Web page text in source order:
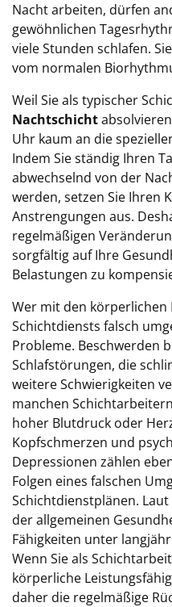
Nacht arbeiten, dürfen
gewöhnlichen
viele Stunden schlafen.
vom normalen
Weil Sie als typischer
Nachtschicht
Uhr kaum an die
Indem Sie ständig Ihren
abwechselnd von der
werden, setzen Sie Ihren
Anstrengungen aus.
regelmäßigen
sorgfältig auf Ihre
Belastungen zu
Wer mit den
Schichtdiensts falsch
Probleme. Beschwerden
Schlafstörungen, die
weitere Schwierigkeiten
manchen
hoher Blutdruck oder
Kopfschmerzen und
Depressionen zählen
Folgen eines falschen
Schichtdienstplänen.
der allgemeinen
Fähigkeiten unter
Wenn Sie als
körperliche
daher die regelmäßige